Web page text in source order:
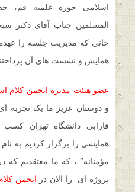
اسلامی حوزه علمیه قم،
المسلمین جناب آقای دکتر
خانی که مدیریت جلسه را عهده
همایش و نشست های آن
عضو هیئت مدیره انجمن کلام
و دوستان عزیز ما یک تجربه
فارابی دانشگاه تهران
همایشی را برگزار کردیم به
مؤمنانه” ، که ما معتقدیم که
پروژه ای را الان در
انجمن